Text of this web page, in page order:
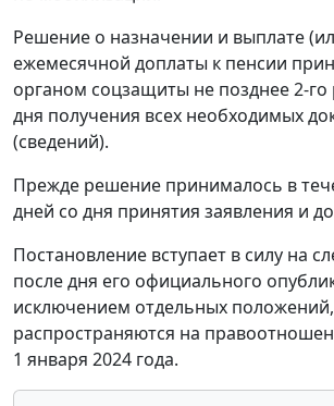
Решение о назначении и выплате
ежемесячной доплаты к пенсии
органом соцзащиты не позднее 2-го
дня получения всех необходимых
(сведений).
Прежде решение принималось в
дней со дня принятия заявления и
Постановление вступает в силу на
после дня его официального
исключением отдельных
распространяются на
1 января 2024 года.